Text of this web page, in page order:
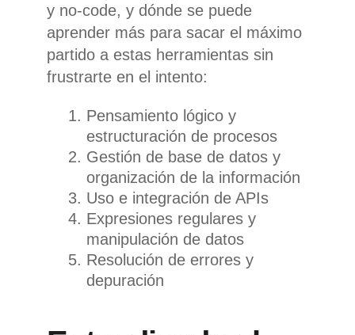
y no-code, y dónde se puede
aprender más para sacar el máximo
partido a estas herramientas sin
frustrarte en el intento:
Pensamiento lógico y
estructuración de procesos
Gestión de base de datos y
organización de la información
Uso e integración de APIs
Expresiones regulares y
manipulación de datos
Resolución de errores y
depuración